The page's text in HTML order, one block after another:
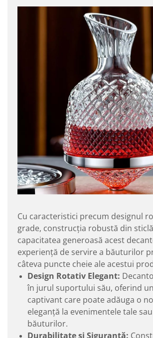
Cu caracteristici precum designul
grade, construcția robustă din
capacitatea generoasă acest
experiență de servire a băuturilor
câteva puncte cheie ale acestui
Design Rotativ Elegant:
în jurul suportului său, oferind
captivant care poate adăuga o
eleganță la evenimentele tale
băuturilor.
Durabilitate și Siguranță: